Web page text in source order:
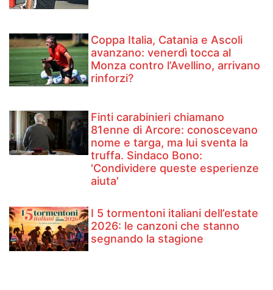
Coppa Italia, Catania e Ascoli
avanzano: venerdì tocca al
Monza contro l’Avellino, arrivano
rinforzi?
Finti carabinieri chiamano
81enne di Arcore: conoscevano
nome e targa, ma lui sventa la
truffa. Sindaco Bono:
'Condividere queste esperienze
aiuta'
I 5 tormentoni italiani dell’estate
2026: le canzoni che stanno
segnando la stagione